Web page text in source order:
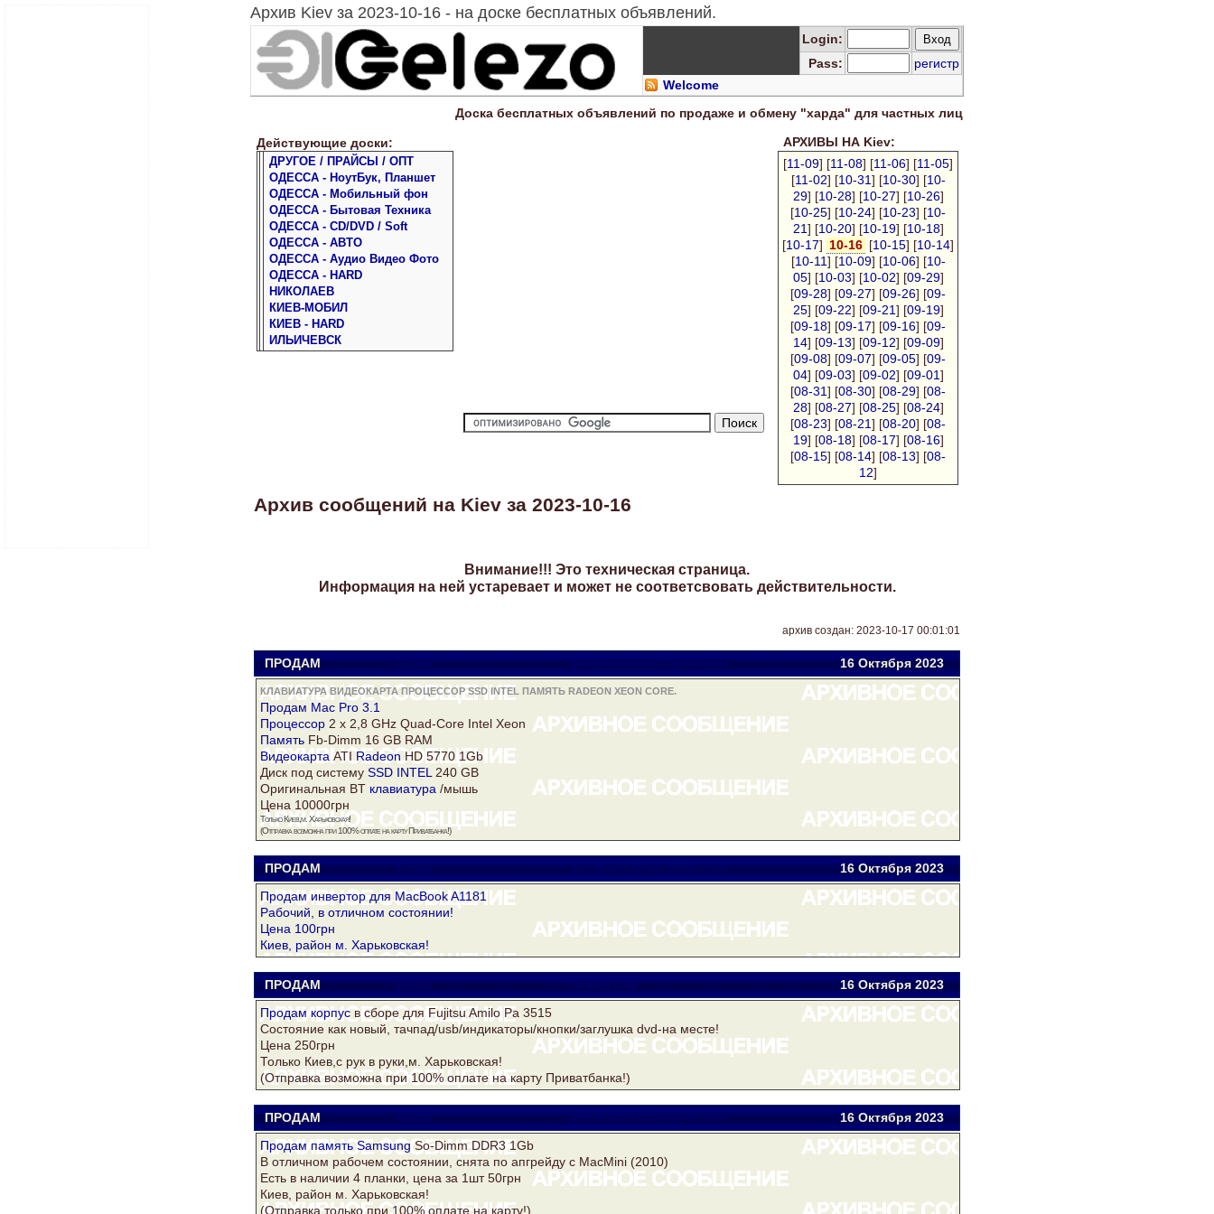
Архив Kiev за 2023-10-16 - на доске бесплатных объявлений.
Login:
Pass:
регистр
Welcome
Доска бесплатных объявлений по продаже и обмену "харда" для частных лиц
Действующие доски:
ДРУГОЕ / ПРАЙСЫ / ОПТ
ОДЕССА - НоутБук, Планшет
ОДЕССА - Мобильный фон
ОДЕССА - Бытовая Техника
ОДЕССА - CD/DVD / Soft
ОДЕССА - АВТО
ОДЕССА - Аудио Видео Фото
ОДЕССА - HARD
НИКОЛАЕВ
КИЕВ-МОБИЛ
КИЕВ - HARD
ИЛЬИЧЕВСК
АРХИВЫ НА Kiev:
[11-09] [11-08] [11-06] [11-05]
[11-02] [10-31] [10-30] [10-
29] [10-28] [10-27] [10-26]
[10-25] [10-24] [10-23] [10-
21] [10-20] [10-19] [10-18]
[10-17] 10-16 [10-15] [10-14]
[10-11] [10-09] [10-06] [10-
05] [10-03] [10-02] [09-29]
[09-28] [09-27] [09-26] [09-
25] [09-22] [09-21] [09-19]
[09-18] [09-17] [09-16] [09-
14] [09-13] [09-12] [09-09]
[09-08] [09-07] [09-05] [09-
04] [09-03] [09-02] [09-01]
[08-31] [08-30] [08-29] [08-
28] [08-27] [08-25] [08-24]
[08-23] [08-21] [08-20] [08-
19] [08-18] [08-17] [08-16]
[08-15] [08-14] [08-13] [08-
12]
Архив сообщений на Kiev за 2023-10-16
Внимание!!! Это техническая страница.
Информация на ней устаревает и может не соответсвовать действительности.
архив создан: 2023-10-17 00:01:01
ПРОДАМ Drake yuriytimoschuk@gmail.com 16 Октября2023
КЛАВИАТУРА ВИДЕОКАРТА ПРОЦЕССОР SSD INTEL ПАМЯТЬ RADEON XEON CORE.
Продам Mac Pro 3.1
Процессор 2 x 2,8 GHz Quad-Core Intel Xeon
Память Fb-Dimm 16 GB RAM
Видеокарта ATIRadeon HD 5770 1Gb
Диск под систему SSD INTEL 240 GB
Оригинальная BT клавиатура /мышь
Цена 10000грн
Только Киев,м. Харьковская!
(Отправка возможна при 100% оплате на карту Приватбанка!)
ПРОДАМ Drake yuriytimoschuk@gmail.com 16 Октября2023
Продам инвертор для MacBook A1181
Рабочий, в отличном состоянии!
Цена 100грн
Киев, район м. Харьковская!
ПРОДАМ Drake drake@i.ua 16 Октября2023
Продамкорпусв сборе для Fujitsu Amilo Pa 3515
Состояние как новый, тачпад/usb/индикаторы/кнопки/заглушка dvd-на месте!
Цена 250грн
Только Киев,с рук в руки,м. Харьковская!
(Отправка возможна при 100% оплате на карту Приватбанка!)
ПРОДАМ Drake yuriytimoschuk@gmail.com 16 Октября2023
Продампамять SamsungSo-Dimm DDR3 1Gb
В отличном рабочем состоянии, снята по апгрейду с MacMini (2010)
Есть в наличии 4 планки, цена за 1шт 50грн
Киев, район м. Харьковская!
(Отправка только при 100% оплате на карту!)